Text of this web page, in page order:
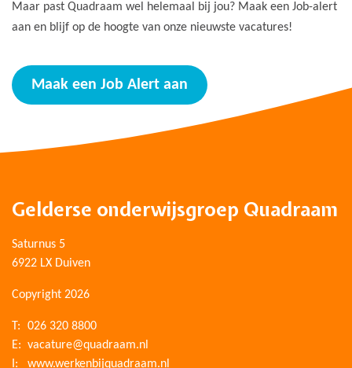
Maar past Quadraam wel helemaal bij jou? Maak een Job-alert
aan en blijf op de hoogte van onze nieuwste vacatures!
Maak een Job Alert aan
Gelderse onderwijsgroep Quadraam
Saturnus 5
6922 LX Duiven
Copyright 2026
T:
026 320 8800
E: vacature@quadraam.nl
I:
www.werkenbijquadraam.nl